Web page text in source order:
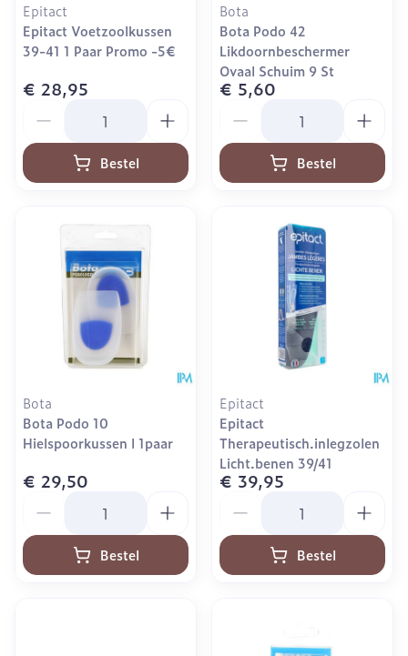
Epitact
Epitact Voetzoolkussen
39-41 1 Paar Promo -5€
€ 28,95
Bestel
Bota
Bota Podo 42
Likdoornbeschermer
Ovaal Schuim 9 St
€ 5,60
Bestel
Bota
Bota Podo 10
Hielspoorkussen l 1paar
€ 29,50
Bestel
Epitact
Epitact
Therapeutisch.inlegzolen
Licht.benen 39/41
€ 39,95
Bestel